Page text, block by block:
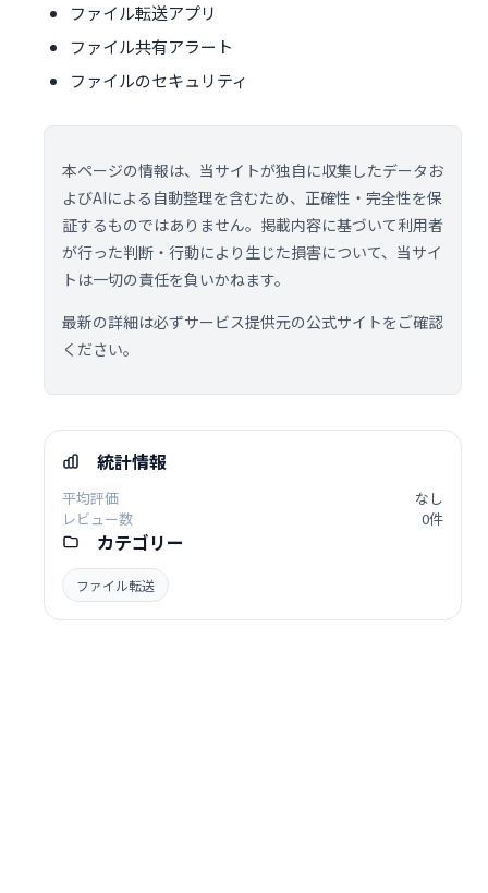
ファイル転送アプリ
ファイル共有アラート
ファイルのセキュリティ
本ページの情報は、当サイトが独自に収集したデータお
よびAIによる自動整理を含むため、正確性・完全性を保
証するものではありません。掲載内容に基づいて利用者
が行った判断・行動により生じた損害について、当サイ
トは一切の責任を負いかねます。
最新の詳細は必ずサービス提供元の公式サイトをご確認
ください。
統計情報
平均評価
なし
レビュー数
0件
カテゴリー
ファイル転送